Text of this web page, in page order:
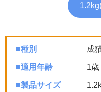
■種別 成
■適用年齢 1
■製品サイズ